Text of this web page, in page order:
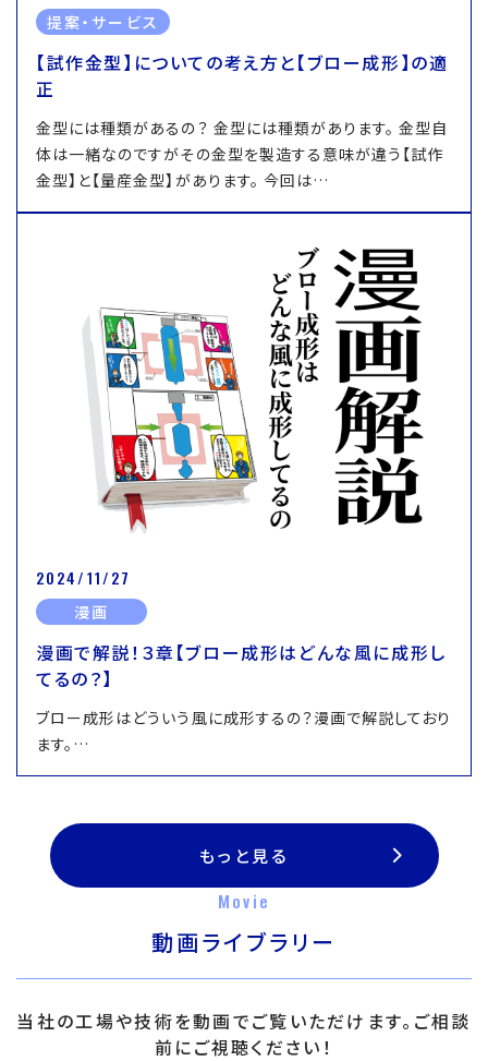
提案・サービス
【試作金型】についての考え方と【ブロー成形】の適
正
金型には種類があるの？ 金型には種類があります。 金型自
体は一緒なのですがその金型を製造する意味が違う【試作
金型】と【量産金型】があります。 今回は…
2024/11/27
漫画
漫画で解説！３章【ブロー成形はどんな風に成形し
てるの？】
ブロー成形はどういう風に成形するの？漫画で解説しており
ます。…
もっと見る
Movie
動画ライブラリー
当社の工場や技術を動画でご覧いただけます。ご相談
前にご視聴ください！